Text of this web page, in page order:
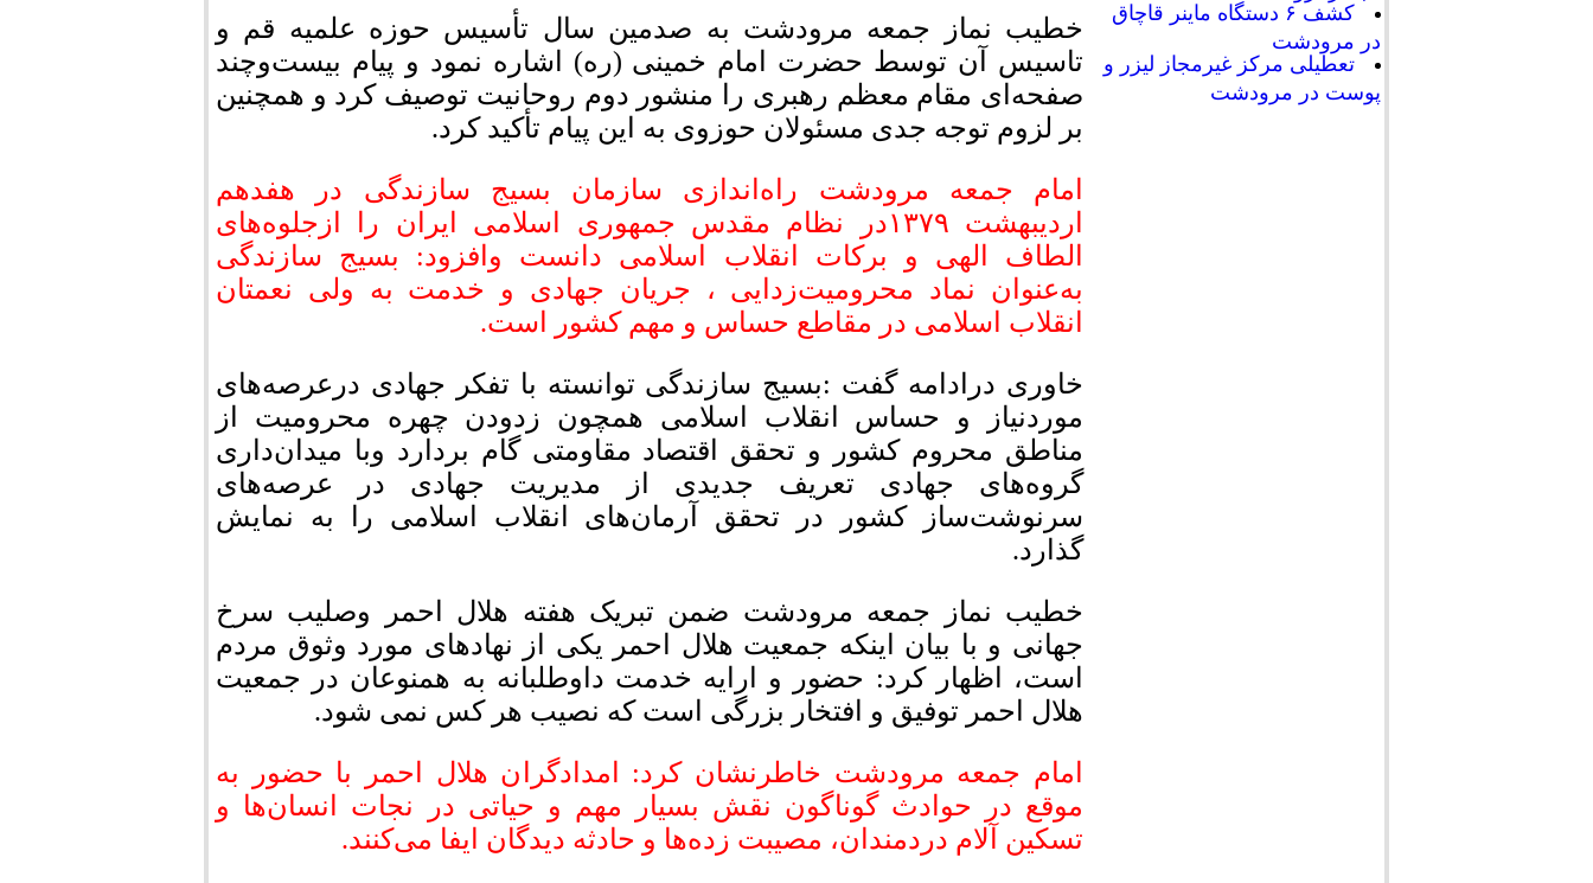
کشف ۶ دستگاه ماینر قاچاق
در مرودشت
تعطیلی مرکز غیرمجاز لیزر و
پوست در مرودشت
خطیب نماز جمعه مرودشت به صدمین سال تأسیس حوزه علمیه قم و
تاسیس آن توسط حضرت امام خمینی (ره) اشاره نمود و پیام بیست‌وچند
صفحه‌ای مقام معظم رهبری را منشور دوم روحانیت توصیف کرد و همچنین
بر لزوم توجه جدی مسئولان حوزوی به این پیام تأکید کرد.
امام جمعه مرودشت راه‌اندازی سازمان بسیج سازندگی در هفدهم
اردیبهشت ۱۳۷۹در نظام مقدس جمهوری اسلامی ایران را ازجلوه‌های
الطاف الهی و برکات انقلاب اسلامی دانست وافزود: بسیج سازندگی
به‌عنوان نماد محرومیت‌زدایی ، جریان جهادی و خدمت به ولی نعمتان
انقلاب اسلامی در مقاطع حساس و مهم کشور است.
خاوری درادامه گفت :بسیج سازندگی توانسته با تفکر جهادی درعرصه‌های
موردنیاز و حساس انقلاب اسلامی همچون زدودن چهره محرومیت از
مناطق محروم کشور و تحقق اقتصاد مقاومتی گام بردارد وبا میدان‌داری
گروه‌های جهادی تعریف جدیدی از مدیریت جهادی در عرصه‌های
سرنوشت‌ساز کشور در تحقق آرمان‌های انقلاب اسلامی را به نمایش
گذارد.
خطیب نماز جمعه مرودشت ضمن تبریک هفته هلال احمر وصلیب سرخ
جهانی و با بیان اینکه جمعیت هلال احمر یکی از نهادهای مورد وثوق مردم
است، اظهار کرد: حضور و ارایه خدمت داوطلبانه به همنوعان در جمعیت
هلال احمر توفیق و افتخار بزرگی است که نصیب هر کس نمی شود.
امام جمعه مرودشت خاطرنشان کرد: امدادگران هلال احمر با حضور به
موقع در حوادث گوناگون نقش بسیار مهم و حیاتی در نجات انسان‌ها و
تسکین آلام دردمندان، مصیبت زده‌ها و حادثه دیدگان ایفا می‌کنند.